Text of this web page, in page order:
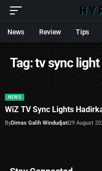
News Review Tips
Tag:tv sync light
NEWS
WiZ TV Sync Lights
ByDimas Galih Windudjati29 August